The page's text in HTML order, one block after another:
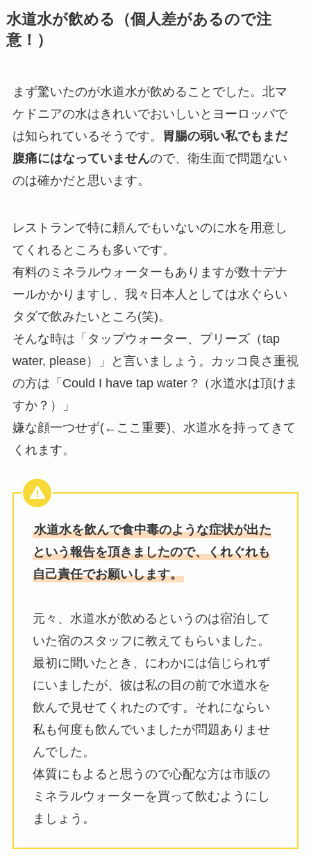
水道水が飲める（個人差があるので注
意！）
まず驚いたのが水道水が飲めることでした。北マ
ケドニアの水はきれいでおいしいとヨーロッパで
は知られているそうです。
胃腸の弱い私でもまだ
腹痛にはなっていませんので、衛生面で問題ない
のは確かだと思います。
レストランで特に頼んでもいないのに水を用意し
てくれるところも多いです。
有料のミネラルウォーターもありますが数十デナ
ールかかりますし、我々日本人としては水ぐらい
タダで飲みたいところ(笑)。
そんな時は「タップウォーター、プリーズ（tap
water, please）」と言いましょう。カッコ良さ重視
の方は「Could I have tap water ?（水道水は頂けま
すか？）」
嫌な顔一つせず(←ここ重要)、水道水を持ってきて
くれます。
水道水を飲んで食中毒のような症状が出た
という報告を頂きましたので、くれぐれも
自己責任でお願いします。
元々、水道水が飲めるというのは宿泊して
いた宿のスタッフに教えてもらいました。
最初に聞いたとき、にわかには信じられず
にいましたが、彼は私の目の前で水道水を
飲んで見せてくれたのです。それにならい
私も何度も飲んでいましたが問題ありませ
んでした。
体質にもよると思うので心配な方は市販の
ミネラルウォーターを買って飲むようにし
ましょう。